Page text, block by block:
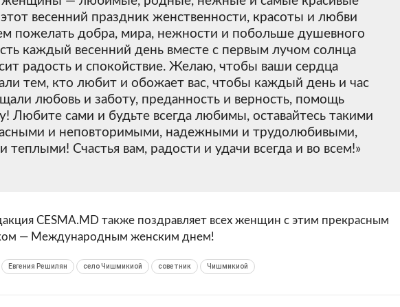
весенний праздник женственности, красоты и любви
пожелать добра, мира, нежности и побольше душевного
каждый весенний день вместе с первым лучом солнца
радость и спокойствие. Желаю, чтобы ваши сердца
тем, кто любит и обожает вас, чтобы каждый день и час
любовь и заботу, преданность и верность, помощь
Любите сами и будьте всегда любимы, оставайтесь такими
и неповторимыми, надежными и трудолюбивыми,
Счастья вам, радости и удачи всегда и во всем!»
CESMA.MD также поздравляет всех женщин с этим прекрасным
— Международным женским днем!
Евгения Решилян село Чишмикиой советник Чишмикиой